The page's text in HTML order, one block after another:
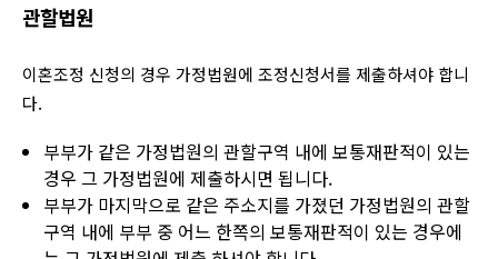
관할법원
이혼조정 신청의 경우 가정법원에 조정신청서를 제출하셔야 합니
다.
부부가 같은 가정법원의 관할구역 내에 보통재판적이 있는
경우 그 가정법원에 제출하시면 됩니다.
부부가 마지막으로 같은 주소지를 가졌던 가정법원의 관할
구역 내에 부부 중 어느 한쪽의 보통재판적이 있는 경우에